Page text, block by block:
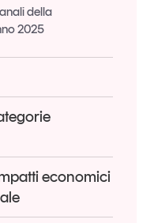
Tendenze
della
2025
economici